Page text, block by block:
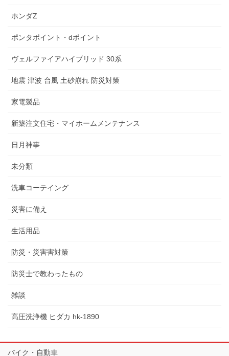
ホンダZ
ポンタポイント・dポイント
ヴェルファイアハイブリッド 30系
地震 津波 台風 土砂崩れ 防災対策
家電製品
新築注文住宅・マイホームメンテナンス
日月神事
未分類
洗車コーテイング
災害に備え
生活用品
防災・災害害対策
防災士で教わったもの
雑談
高圧洗浄機 ヒダカ hk-1890
バイク・自動車